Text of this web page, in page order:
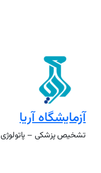
آزمایشگاه آریا
تشخیص پزشکی – پاتولوژی